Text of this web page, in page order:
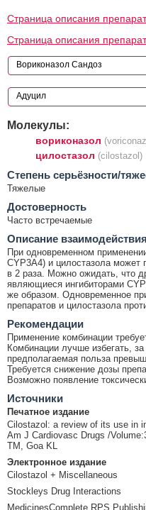
Страница описания
Страница описания
Молекулы:
вориконазол
цилостазол (cilostazol)
Cтепень серьёзности/
Тяжелые
Достоверность
Часто встречаемые
Описание взаимодействия
При одновременном
CYP3A4) и цилостазола может
в 2 раза. Можно ожидать, что
являющиеся ингибиторами
же образом. Одновременное
препаратов и цилостазола
Рекомендации
Применение комбинации
Комбинации лучше избегать,
предполагаемая польза
Требуется снижение дозы
Возможно появление
Источники
Печатное издание
Cilostazol: a review of its use in
Am J Cardiovasc Drugs /
TM, Goa KL
Электронное издание
Cilostazol + Miscellaneous
Stockleys Drug Interactions
MedicinesComplete RPS